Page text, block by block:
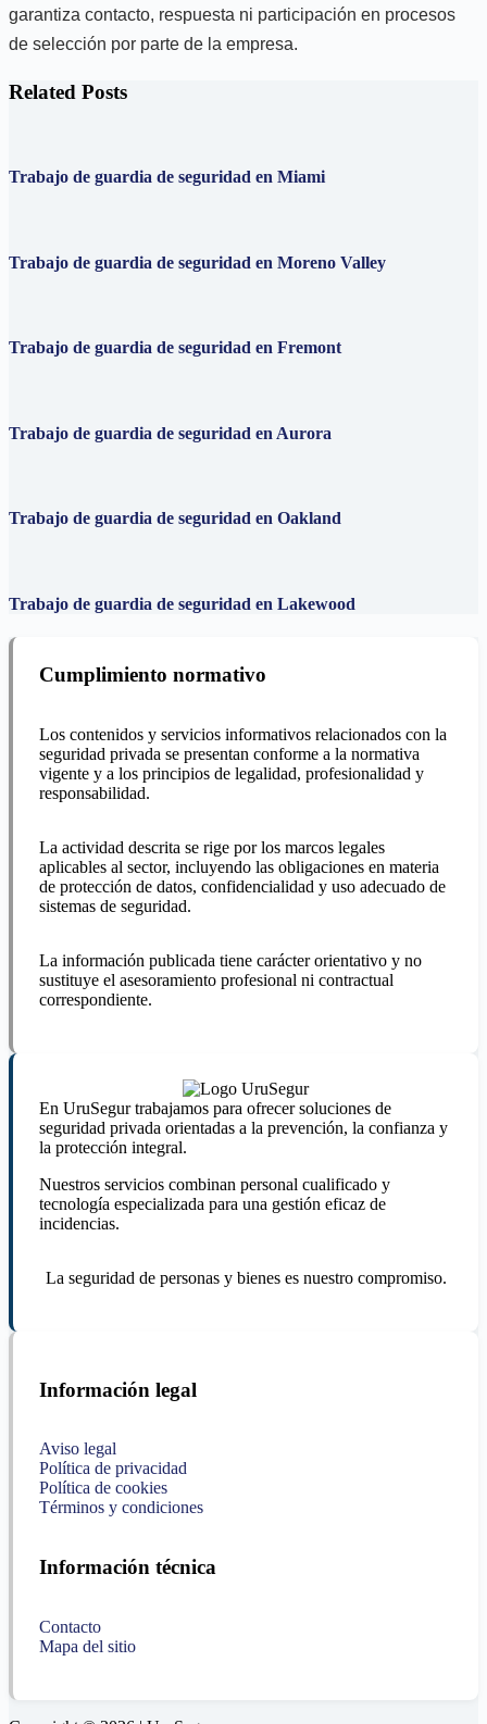
garantiza contacto, respuesta ni participación en procesos
de selección por parte de la empresa.
Related Posts
Trabajo de guardia de seguridad en Miami
Trabajo de guardia de seguridad en Moreno Valley
Trabajo de guardia de seguridad en Fremont
Trabajo de guardia de seguridad en Aurora
Trabajo de guardia de seguridad en Oakland
Trabajo de guardia de seguridad en Lakewood
Cumplimiento normativo
Los contenidos y servicios informativos relacionados con la
seguridad privada se presentan conforme a la normativa
vigente y a los principios de legalidad, profesionalidad y
responsabilidad.
La actividad descrita se rige por los marcos legales
aplicables al sector, incluyendo las obligaciones en materia
de protección de datos, confidencialidad y uso adecuado de
sistemas de seguridad.
La información publicada tiene carácter orientativo y no
sustituye el asesoramiento profesional ni contractual
correspondiente.
En UruSegur trabajamos para ofrecer soluciones de
seguridad privada orientadas a la prevención, la confianza y
la protección integral.
Nuestros servicios combinan personal cualificado y
tecnología especializada para una gestión eficaz de
incidencias.
La seguridad de personas y bienes es nuestro compromiso.
Información legal
Aviso legal
Política de privacidad
Política de cookies
Términos y condiciones
Información técnica
Contacto
Mapa del sitio